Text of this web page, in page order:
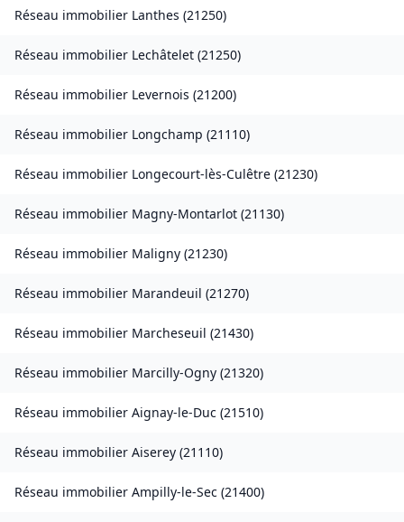
Réseau immobilier Lanthes (21250)
Réseau immobilier Lechâtelet (21250)
Réseau immobilier Levernois (21200)
Réseau immobilier Longchamp (21110)
Réseau immobilier Longecourt-lès-Culêtre (21230)
Réseau immobilier Magny-Montarlot (21130)
Réseau immobilier Maligny (21230)
Réseau immobilier Marandeuil (21270)
Réseau immobilier Marcheseuil (21430)
Réseau immobilier Marcilly-Ogny (21320)
Réseau immobilier Aignay-le-Duc (21510)
Réseau immobilier Aiserey (21110)
Réseau immobilier Ampilly-le-Sec (21400)